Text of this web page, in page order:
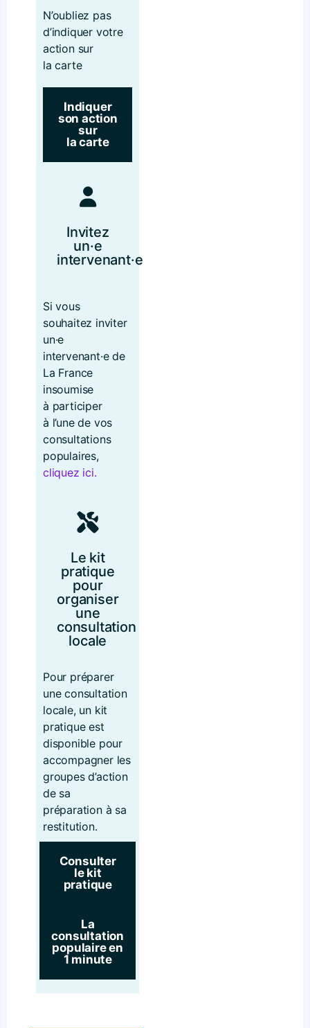
N’oubliez pas
d’indiquer votre
action sur
la carte
Indiquer
son action
sur
la carte
Invitez
un·e
intervenant·e
Si vous
souhaitez inviter
un·e
intervenant·e de
La France
insoumise
à participer
à l’une de vos
consultations
populaires,
cliquez ici.
Le kit
pratique
pour
organiser
une
consultation
locale
Pour préparer
une consultation
locale, un kit
pratique est
disponible pour
accompagner les
groupes d’action
de sa
préparation à sa
restitution.
Consulter
le kit
pratique
La
consultation
populaire en
1 minute